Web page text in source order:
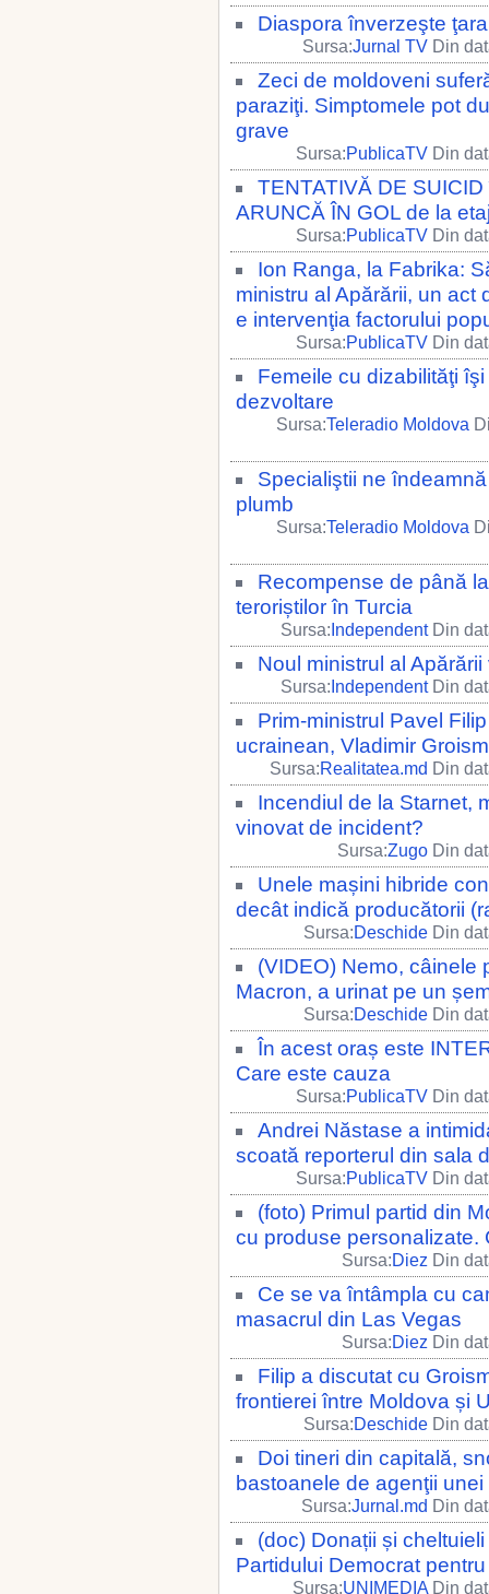
Diaspora înverzeşte ţara
Sursa:Jurnal TV Din
Zeci de moldoveni
paraziţi. Simptomele pot
grave
Sursa:PublicaTV Din
TENTATIVĂ DE
ARUNCĂ ÎN GOL de la
Sursa:PublicaTV Din
Ion Ranga, la Fabrika:
ministru al Apărării, un act
e intervenţia factorului
Sursa:PublicaTV Din
Femeile cu dizabilităţi
dezvoltare
Sursa:Teleradio Moldova
Specialiştii ne
plumb
Sursa:Teleradio Moldova
Recompense de până
teroriștilor în Turcia
Sursa: IndependentDin
Noul ministrul al
Sursa: IndependentDin
Prim-ministrul Pavel
ucrainean, Vladimir
Sursa:Realitatea.md Din
Incendiul de la Starnet,
vinovat de incident?
Sursa:Zugo Din
Unele mașini hibride
decât indică producătorii
Sursa:Deschide Din
(VIDEO) Nemo, câinele
Macron, a urinat pe un
Sursa:Deschide Din
În acest oraș este
Care este cauza
Sursa:PublicaTV Din
Andrei Năstase a
scoată reporterul din sala
Sursa:PublicaTV Din
(foto) Primul partid din
cu produse personalizate.
Sursa:Diez Din
Ce se va întâmpla cu
masacrul din Las Vegas
Sursa:Diez Din
Filip a discutat cu
frontierei între Moldova și
Sursa:Deschide Din
Doi tineri din capitală,
bastoanele de agenţii
Sursa:Jurnal.md Din
(doc) Donații și
Partidului Democrat
Sursa:UNIMEDIA Din